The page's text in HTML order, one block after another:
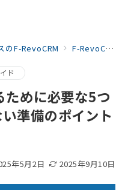
のF-RevoCRM F-RevoCRM お役立ち情報
ド
ために必要な5つ
準備のポイント
年5月2日 2025年9月10日